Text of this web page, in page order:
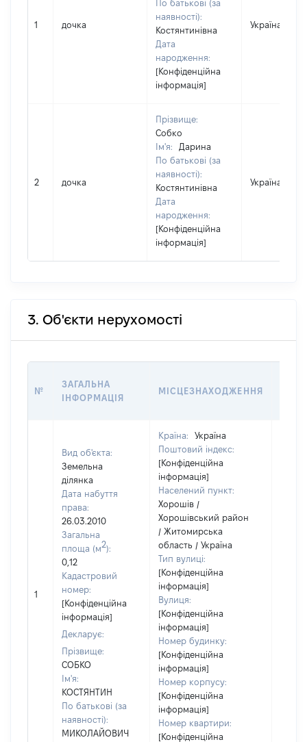
1 дочка
По батькові (за
наявності):
Костянтинівна
Дата
народження:
[Конфіденційна
інформація]
Україна
2 дочка
Прізвище:
Собко
Ім'я:
Дарина
По батькові (за
наявності):
Костянтинівна
Дата
народження:
[Конфіденційна
інформація]
Україна
3. Об'єкти нерухомості
№
ЗАГАЛЬНА
ІНФОРМАЦІЯ
МІСЦЕЗНАХОДЖЕННЯ
1
Вид об'єкта:
Земельна
ділянка
Дата набуття
права:
26.03.2010
Загальна
площа (м2):
0,12
Кадастровий
номер:
[Конфіденційна
інформація]
Декларує:
Прізвище:
СОБКО
Ім'я:
КОСТЯНТИН
По батькові (за
наявності):
МИКОЛАЙОВИЧ
Країна:
Україна
Поштовий індекс:
[Конфіденційна
інформація]
Населений пункт:
Хорошів /
Хорошівський район
/ Житомирська
область / Україна
Тип вулиці:
[Конфіденційна
інформація]
Вулиця:
[Конфіденційна
інформація]
Номер будинку:
[Конфіденційна
інформація]
Номер корпусу:
[Конфіденційна
інформація]
Номер квартири:
[Конфіденційна